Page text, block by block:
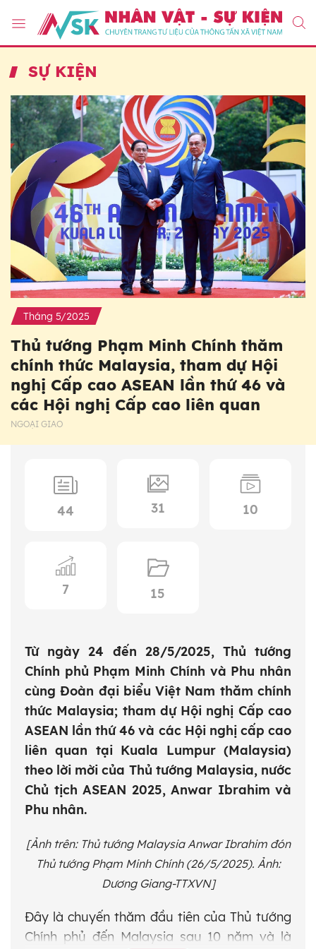
SỰ KIỆN
Tháng 5/2025
Thủ tướng Phạm Minh Chính thăm
chính thức Malaysia, tham dự Hội
nghị Cấp cao ASEAN lần thứ 46 và
các Hội nghị Cấp cao liên quan
NGOẠI GIAO
44 31 10
7 15
Từ ngày 24 đến 28/5/2025, Thủ tướng
Chính phủ Phạm Minh Chính và Phu nhân
cùng Đoàn đại biểu Việt Nam thăm chính
thức Malaysia; tham dự Hội nghị Cấp cao
ASEAN lần thứ 46 và các Hội nghị cấp cao
liên quan tại Kuala Lumpur (Malaysia)
theo lời mời của Thủ tướng Malaysia, nước
Chủ tịch ASEAN 2025, Anwar Ibrahim và
Phu nhân.
[Ảnh trên: Thủ tướng Malaysia Anwar Ibrahim đón
Thủ tướng Phạm Minh Chính (26/5/2025). Ảnh:
Dương Giang-TTXVN]
Đây là chuyến thăm đầu tiên của Thủ tướng
Chính phủ đến Malaysia sau 10 năm và là